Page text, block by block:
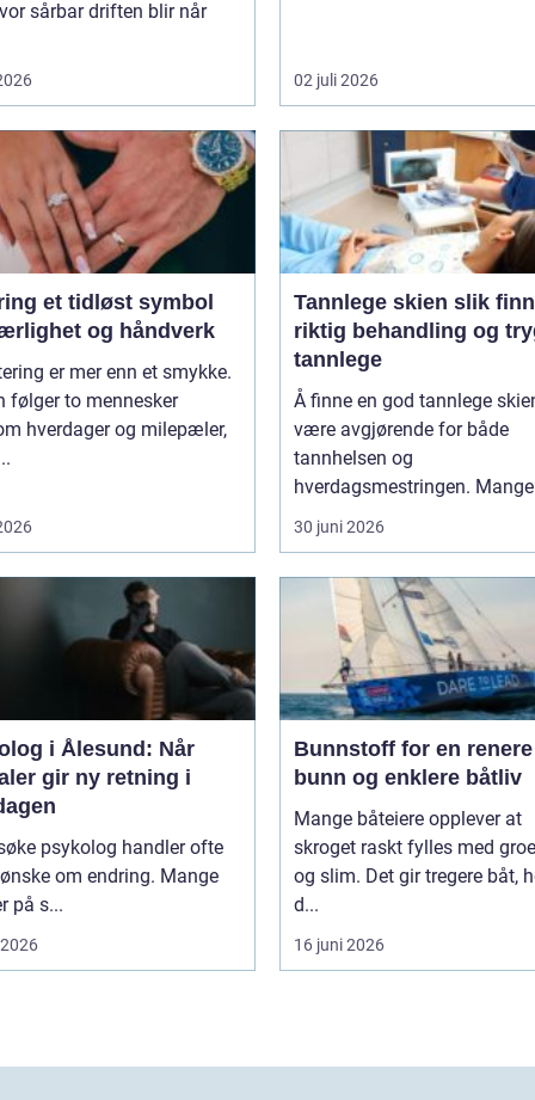
sårbar driften blir når
02 juli 2026
symbol
og håndverk
er mer enn et smykke.
følger to mennesker
hverdager og milepæler,
Tannlege skien slik finner du
riktig behandling og
tannlege
Å finne en god tannlege
være avgjørende for både
tannhelsen og
hverdagsmestringen.
30 juni 2026
i Ålesund: Når
gir ny retning i
psykolog handler ofte
om endring. Mange
på s...
Bunnstoff for en renere
bunn og enklere båtliv
Mange båteiere opplever at
skroget raskt fylles med
og slim. Det gir tregere båt,
d...
16 juni 2026